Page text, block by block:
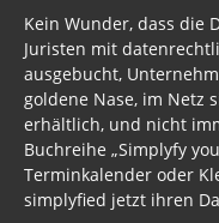
Kein Wunder, dass die
Juristen mit
ausgebucht,
goldene Nase, im Netz
erhältlich, und nicht
Buchreihe „Simplyfy
Terminkalender oder
simplyfied jetzt ihren